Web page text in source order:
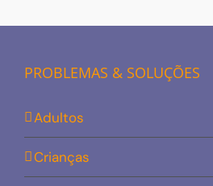
PROBLEMAS & SOLUÇÕES
Adultos
Crianças